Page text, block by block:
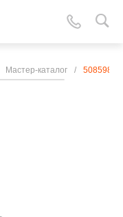
Мастер-каталог /